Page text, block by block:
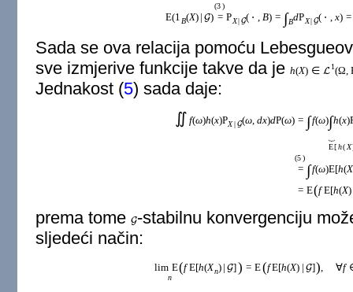
E(1 B(X) | G)
(3)
= PX| G( ⋅ B) = ∫BdPX| G( ⋅ x) =
Sada se ova relacija pomoću
sve izmjerive funkcije takve da je h(X) ∈ L1(Ω
Jednakost (5) sada daje:
∬ f(ω)h(x)PX| G(ω, dx)dP(ω) = ∫f(ω)∫h(x)
E[h( X
(5)
= ∫f(ω)E[h(X
= E(fE[h(X)
prema tome G-stabilnu konvergenciju
sljedeći način:
lim
n
E(fE[h(Xn) | G]) = E(fE[h(X) | G]) ∀f